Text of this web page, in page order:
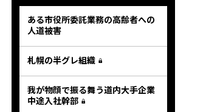
ある市役所委託業務の高齢者への
人道被害
札幌の半グレ組織
我が物顔で振る舞う道内大手企業
中途入社幹部